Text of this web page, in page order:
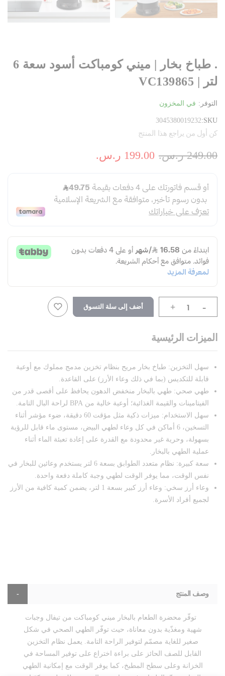
. طباخ بخار | ميني كومباكت أسود سعة 6
لتر | VC139865
التوفر: في المخزون
SKU
3045380019232
كن أول من يراجع هذا المنتج
199.00 ر.س.‏ 249.00 ر.س.‏
-
+ أضف إلى سلة التسوق
الميزات الرئيسية
سهل التخزين: طباخ بخار مريح بنظام تخزين مدمج مملوك مع أوعية
قابلة للتكديس (بما في ذلك وعاء الأرز) على القاعدة.
طهي صحي: طهي بالبخار منخفض الدهون يحافظ على أقصى قدر من
الفيتامينات والقيمة الغذائية؛ أوعية خالية من BPA لراحة البال التامة.
سهل الاستخدام: ميزات ذكية مثل مؤقت 60 دقيقة، ضوء مؤشر أثناء
التسخين، 6 أماكن في كل وعاء لطهي البيض، مستوى ماء قابل للرؤية
بسهولة، وحرية غير محدودة مع القدرة على إعادة تعبئة الماء أثناء
عملية الطهي بالبخار.
سعة كبيرة: نظام متعدد الطوابق بسعة 6 لتر يستخدم وعائين للبخار في
نفس الوقت، مما يوفر الوقت لطهي وجبة كاملة دفعة واحدة.
وعاء أرز سخي: وعاء أرز كبير بسعة 1 لتر، يضمن كمية كافية من الأرز
لجميع أفراد الأسرة.
وصف المنتج
توفّر محضرة الطعام بالبخار ميني كومباكت من تيفال وجبات
شهية ومغذّية بدون معاناة، حيث توفّر الطهي الصحي في شكل
صغير للغاية مصمّم لتوفير الراحة التامة. يعمل نظام التخزين
القابل للصف الحائز على براءة اختراع على توفير المساحة في
الخزانة وعلى سطح المطبخ، كما يوفر الوقت مع إمكانية الطهي